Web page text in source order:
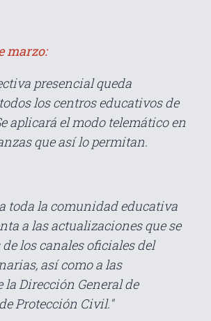
marzo:
presencial queda
los centros educativos de
aplicará el modo telemático en
que así lo permitan.
toda la comunidad educativa
a las actualizaciones que se
los canales oficiales del
así como a las
Dirección General de
Protección Civil."